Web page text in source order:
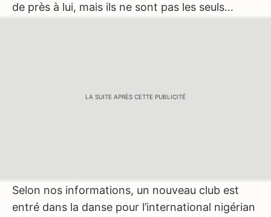
de près à lui, mais ils ne sont pas les seuls…
LA SUITE APRÈS CETTE PUBLICITÉ
Selon nos informations, un nouveau club est
entré dans la danse pour l’international nigérian